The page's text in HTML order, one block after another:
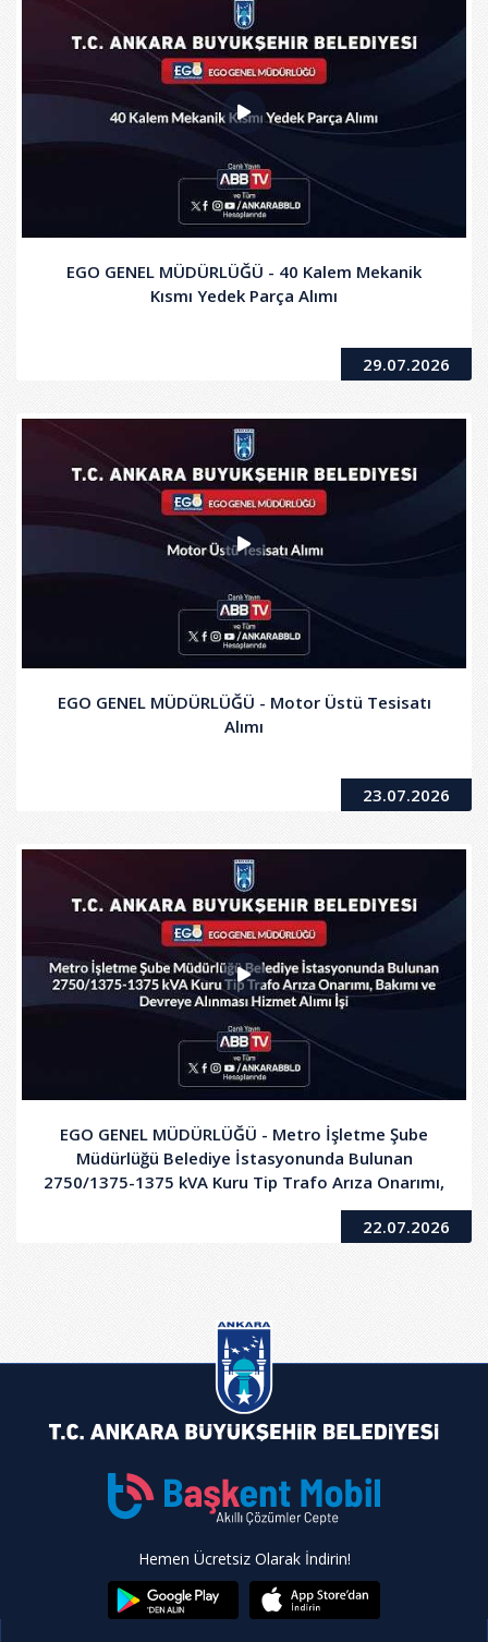
EGO GENEL MÜDÜRLÜĞÜ - 40 Kalem Mekanik
Kısmı Yedek Parça Alımı
29.07.2026
EGO GENEL MÜDÜRLÜĞÜ - Motor Üstü Tesisatı
Alımı
23.07.2026
EGO GENEL MÜDÜRLÜĞÜ - Metro İşletme Şube
Müdürlüğü Belediye İstasyonunda Bulunan
2750/1375-1375 kVA Kuru Tip Trafo Arıza Onarımı,
Bakımı ve Devreye Alınması Hizmet Alımı İşi
22.07.2026
Hemen Ücretsiz Olarak İndirin!